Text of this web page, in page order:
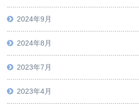
2024年9月
2024年8月
2023年7月
2023年4月